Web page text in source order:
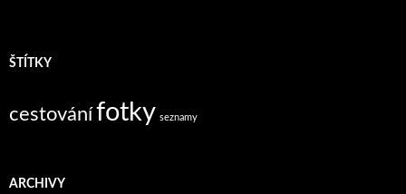
ŠTÍTKY
cestovánífotky seznamy
ARCHIVY